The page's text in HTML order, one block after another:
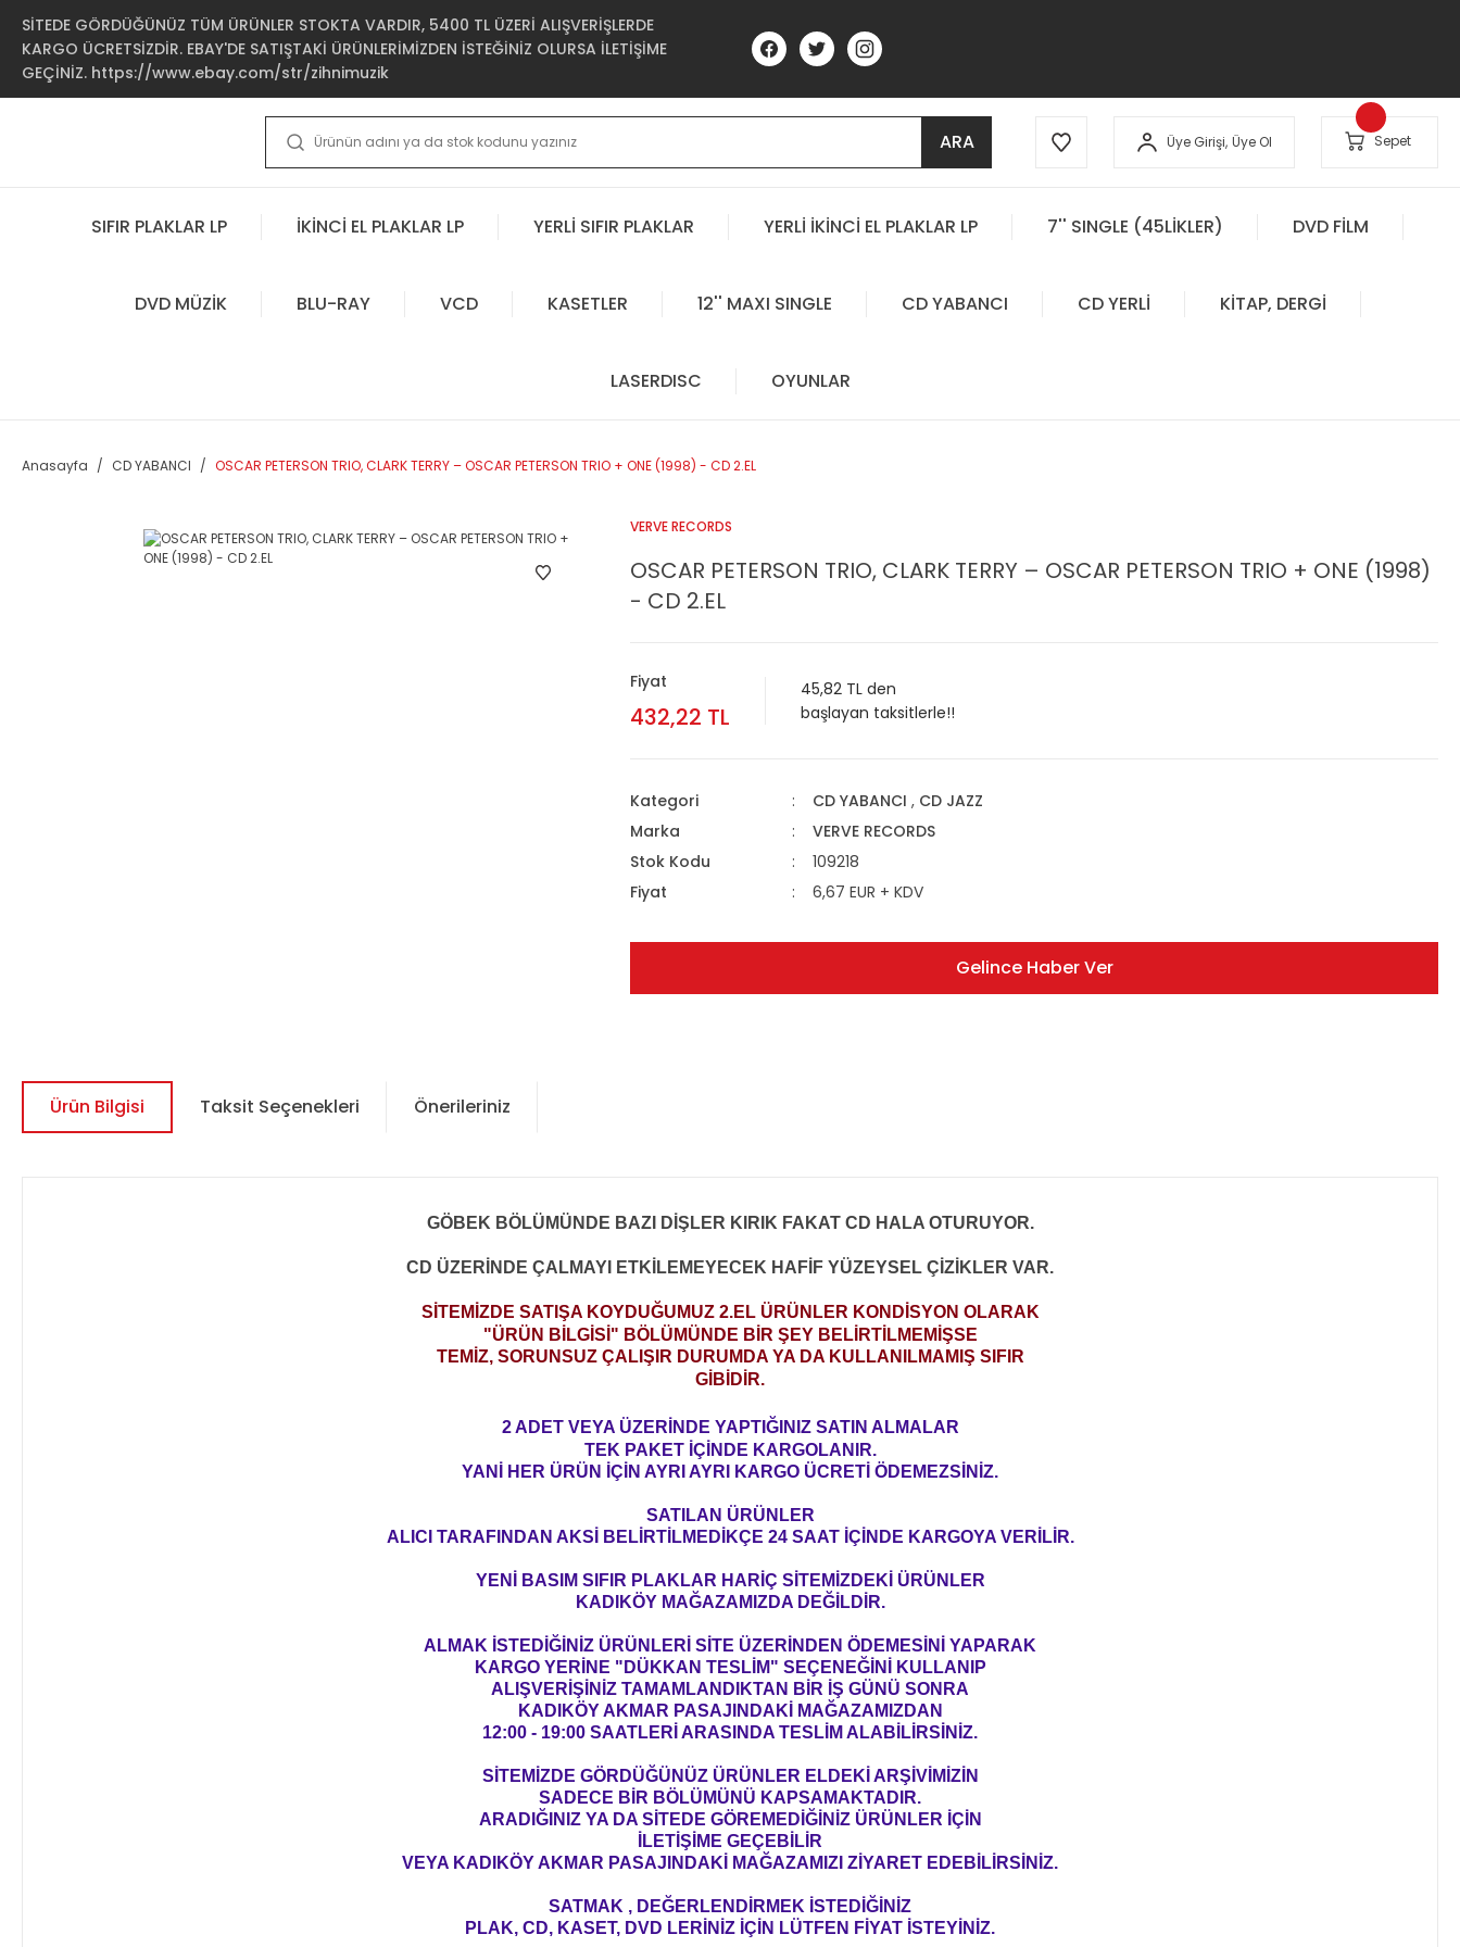
SİTEDE GÖRDÜĞÜNÜZ TÜM ÜRÜNLER STOKTA VARDIR, 5400 TL ÜZERİ ALIŞVERİŞLERDE
KARGO ÜCRETSİZDİR. EBAY'DE SATIŞTAKİ ÜRÜNLERİMİZDEN İSTEĞİNİZ OLURSA İLETİŞİME
GEÇİNİZ. https://www.ebay.com/str/zihnimuzik
ARA Üye Girişi, Üye Ol Sepet
SIFIR PLAKLAR LP İKİNCİ EL PLAKLAR LP YERLİ SIFIR PLAKLAR YERLİ İKİNCİ EL PLAKLAR LP 7'' SINGLE (45LİKLER) DVD FİLM
DVD MÜZİK BLU-RAY VCD KASETLER 12'' MAXI SINGLE CD YABANCI CD YERLİ KİTAP, DERGİ
LASERDISC OYUNLAR
Anasayfa CD YABANCI OSCAR PETERSON TRIO, CLARK TERRY – OSCAR PETERSON TRIO + ONE (1998) - CD 2.EL
VERVE RECORDS
OSCAR PETERSON TRIO, CLARK TERRY – OSCAR PETERSON TRIO + ONE (1998)
- CD 2.EL
Fiyat
432,22 TL
45,82 TL den
başlayan taksitlerle!!
Kategori CD YABANCI , CD JAZZ
Marka
VERVE RECORDS
Stok Kodu
109218
Fiyat
6,67 EUR + KDV
Gelince Haber Ver
Ürün Bilgisi Taksit Seçenekleri Önerileriniz
GÖBEK BÖLÜMÜNDE BAZI DİŞLER KIRIK FAKAT CD HALA OTURUYOR.
CD ÜZERİNDE ÇALMAYI ETKİLEMEYECEK HAFİF YÜZEYSEL ÇİZİKLER VAR.
SİTEMİZDE SATIŞA KOYDUĞUMUZ 2.EL ÜRÜNLER KONDİSYON OLARAK
"ÜRÜN BİLGİSİ" BÖLÜMÜNDE BİR ŞEY BELİRTİLMEMİŞSE
TEMİZ, SORUNSUZ ÇALIŞIR DURUMDA YA DA KULLANILMAMIŞ SIFIR
GİBİDİR.
2 ADET VEYA ÜZERİNDE YAPTIĞINIZ SATIN ALMALAR
TEK PAKET İÇİNDE KARGOLANIR.
YANİ HER ÜRÜN İÇİN AYRI AYRI KARGO ÜCRETİ ÖDEMEZSİNİZ.
SATILAN ÜRÜNLER
ALICI TARAFINDAN AKSİ BELİRTİLMEDİKÇE 24 SAAT İÇİNDE KARGOYA VERİLİR.
YENİ BASIM SIFIR PLAKLAR HARİÇ SİTEMİZDEKİ ÜRÜNLER
KADIKÖY MAĞAZAMIZDA DEĞİLDİR.
ALMAK İSTEDİĞİNİZ ÜRÜNLERİ SİTE ÜZERİNDEN ÖDEMESİNİ YAPARAK
KARGO YERİNE "DÜKKAN TESLİM" SEÇENEĞİNİ KULLANIP
ALIŞVERİŞİNİZ TAMAMLANDIKTAN BİR İŞ GÜNÜ SONRA
KADIKÖY AKMAR PASAJINDAKİ MAĞAZAMIZDAN
12:00 - 19:00 SAATLERİ ARASINDA TESLİM ALABİLİRSİNİZ.
SİTEMİZDE GÖRDÜĞÜNÜZ ÜRÜNLER ELDEKİ ARŞİVİMİZİN
SADECE BİR BÖLÜMÜNÜ KAPSAMAKTADIR.
ARADIĞINIZ YA DA SİTEDE GÖREMEDİĞİNİZ ÜRÜNLER İÇİN
İLETİŞİME GEÇEBİLİR
VEYA KADIKÖY AKMAR PASAJINDAKİ MAĞAZAMIZI ZİYARET EDEBİLİRSİNİZ.
SATMAK , DEĞERLENDİRMEK İSTEDİĞİNİZ
PLAK, CD, KASET, DVD LERİNİZ İÇİN LÜTFEN FİYAT İSTEYİNİZ.